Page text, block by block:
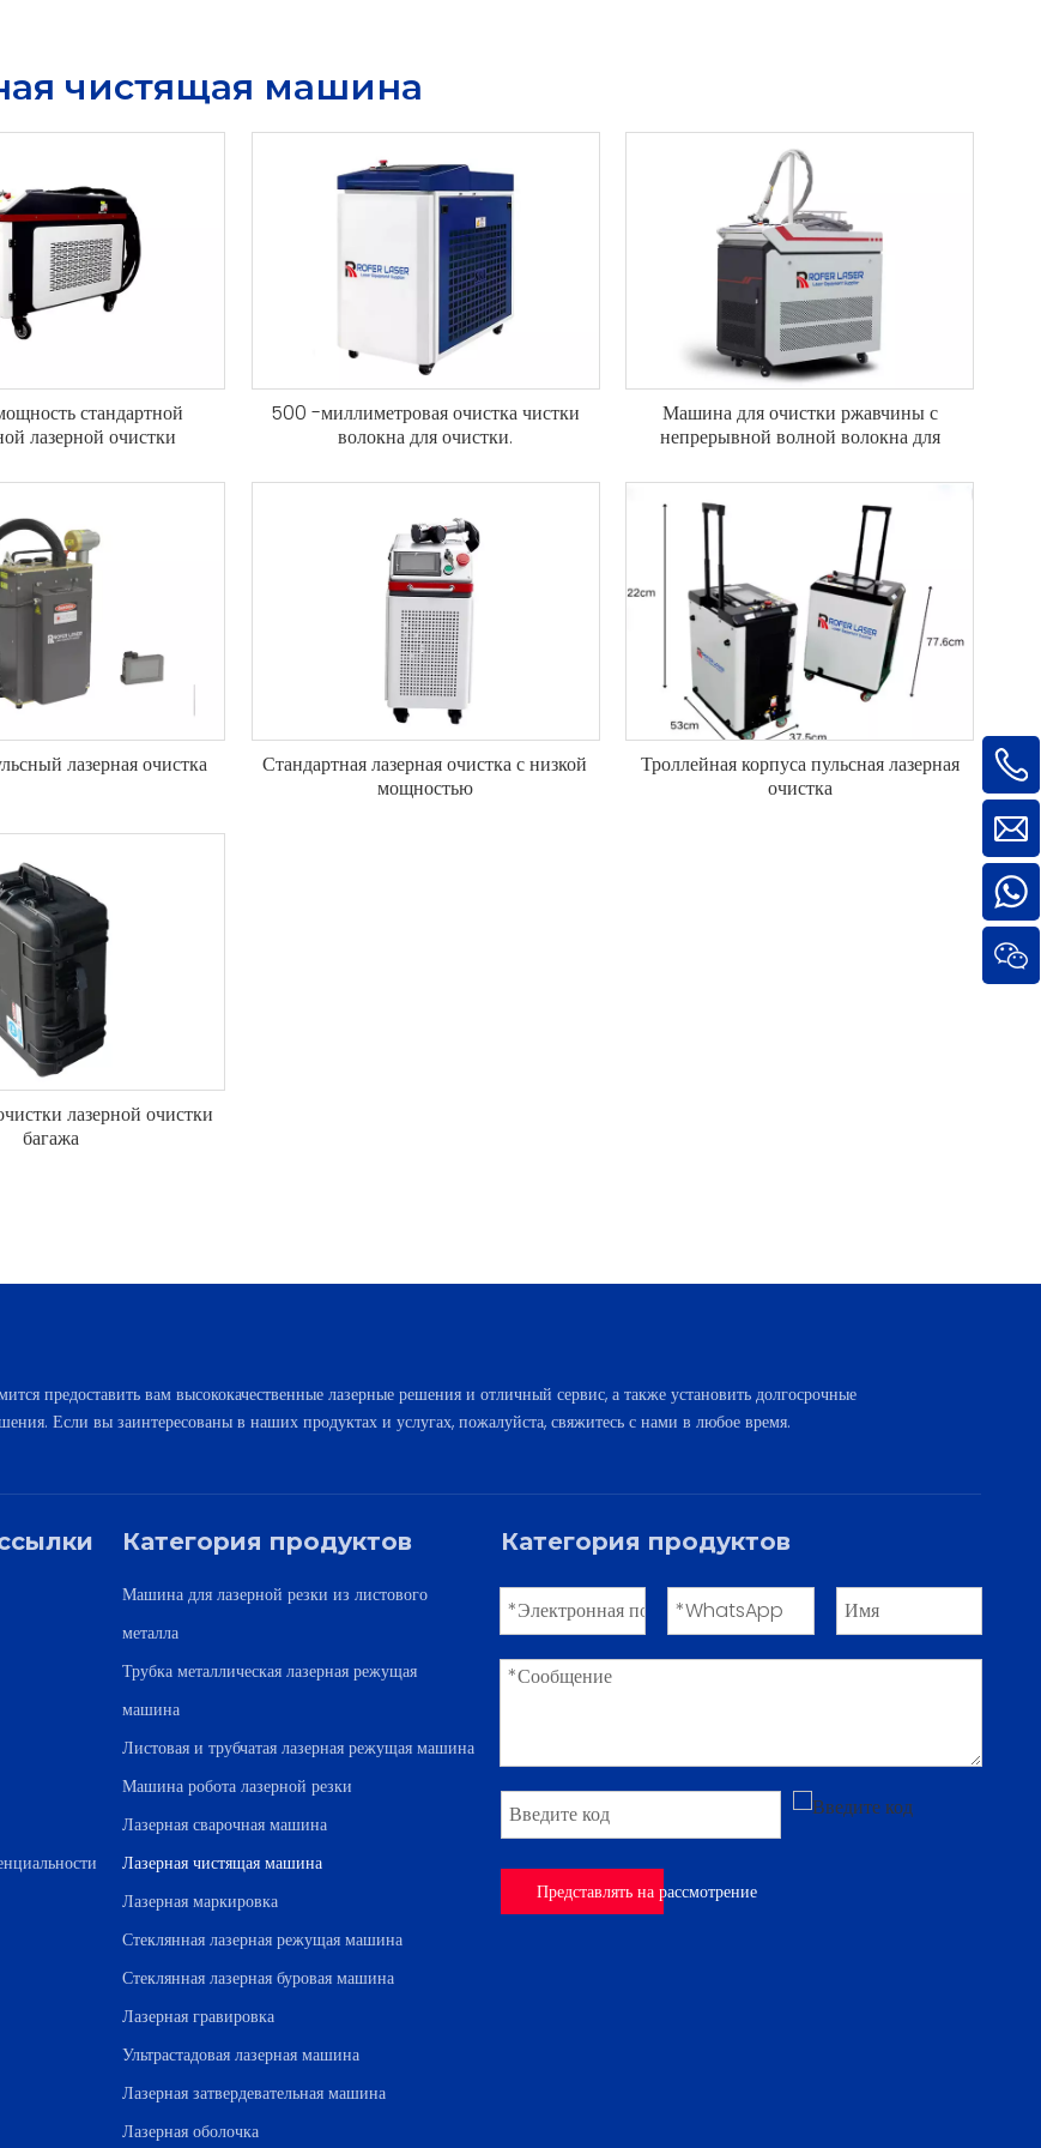
чистящая машина
стандартной
лазерной очистки
500 -миллиметровая очистка чистки
волокна для очистки.
Машина для очистки ржавчины с
непрерывной волной волокна для
лазерная очистка
Стандартная лазерная очистка с низкой
мощностью
Троллейная корпуса пульсная лазерная
очистка
лазерной очистки
багажа
предоставить вам высококачественные лазерные решения и отличный сервис, а также установить долгосрочные
Если вы заинтересованы в наших продуктах и ​​услугах, пожалуйста, свяжитесь с нами в любое время.
Категория продуктов
Машина для лазерной резки из листового
металла
Трубка металлическая лазерная режущая
машина
Листовая и трубчатая лазерная режущая машина
Машина робота лазерной резки
Лазерная сварочная машина
Лазерная чистящая машина
Лазерная маркировка
Стеклянная лазерная режущая машина
Стеклянная лазерная буровая машина
Лазерная гравировка
Ультрастадовая лазерная машина
Лазерная затвердевательная машина
Лазерная оболочка
Категория продуктов
Представлять на рассмотрение